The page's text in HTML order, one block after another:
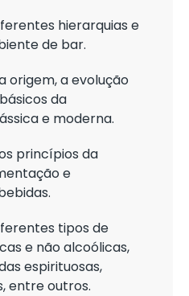
hierarquias e
de bar.
origem, a evolução
da
e moderna.
princípios da
e
tipos de
e não alcoólicas,
espirituosas,
entre outros.